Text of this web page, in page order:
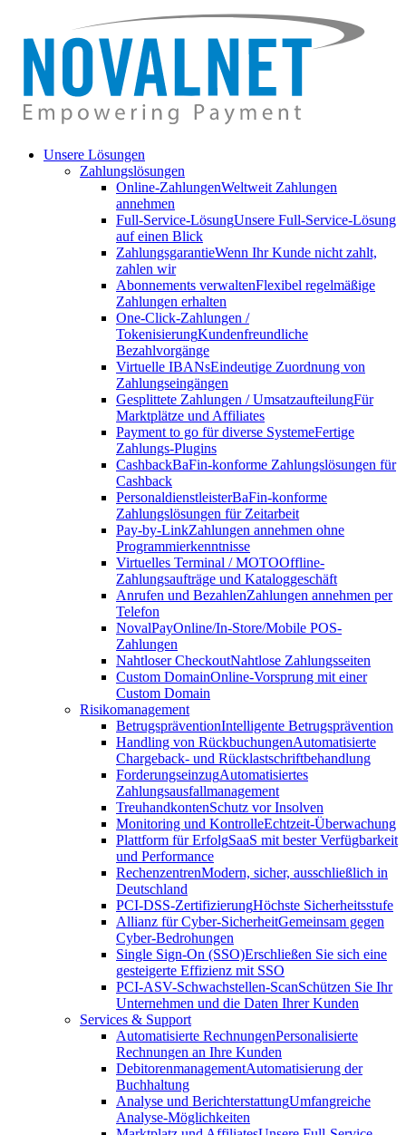
Unsere Lösungen
Zahlungslösungen
Online-ZahlungenWeltweit Zahlungen
annehmen
Full-Service-LösungUnsere Full-Service-Lösung
auf einen Blick
ZahlungsgarantieWenn Ihr Kunde nicht zahlt,
zahlen wir
Abonnements verwaltenFlexibel regelmäßige
Zahlungen erhalten
One-Click-Zahlungen /
TokenisierungKundenfreundliche
Bezahlvorgänge
Virtuelle IBANsEindeutige Zuordnung von
Zahlungseingängen
Gesplittete Zahlungen / UmsatzaufteilungFür
Marktplätze und Affiliates
Payment to go für diverse SystemeFertige
Zahlungs-Plugins
CashbackBaFin-konforme Zahlungslösungen für
Cashback
PersonaldienstleisterBaFin-konforme
Zahlungslösungen für Zeitarbeit
Pay-by-LinkZahlungen annehmen ohne
Programmierkenntnisse
Virtuelles Terminal / MOTOOffline-
Zahlungsaufträge und Kataloggeschäft
Anrufen und BezahlenZahlungen annehmen per
Telefon
NovalPayOnline/In-Store/Mobile POS-
Zahlungen
Nahtloser CheckoutNahtlose Zahlungsseiten
Custom DomainOnline-Vorsprung mit einer
Custom Domain
Risikomanagement
BetrugspräventionIntelligente Betrugsprävention
Handling von RückbuchungenAutomatisierte
Chargeback- und Rücklastschriftbehandlung
ForderungseinzugAutomatisiertes
Zahlungsausfallmanagement
TreuhandkontenSchutz vor Insolven
Monitoring und KontrolleEchtzeit-Überwachung
Plattform für ErfolgSaaS mit bester Verfügbarkeit
und Performance
RechenzentrenModern, sicher, ausschließlich in
Deutschland
PCI-DSS-ZertifizierungHöchste Sicherheitsstufe
Allianz für Cyber-SicherheitGemeinsam gegen
Cyber-Bedrohungen
Single Sign-On (SSO)Erschließen Sie sich eine
gesteigerte Effizienz mit SSO
PCI-ASV-Schwachstellen-ScanSchützen Sie Ihr
Unternehmen und die Daten Ihrer Kunden
Services & Support
Automatisierte RechnungenPersonalisierte
Rechnungen an Ihre Kunden
DebitorenmanagementAutomatisierung der
Buchhaltung
Analyse und BerichterstattungUmfangreiche
Analyse-Möglichkeiten